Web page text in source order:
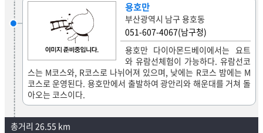
용호만
부산광역시 남구 용호동
051-607-4067(남구청)
용호만 다이아몬드베이에서는 요트
와 유람선체험이 가능하다. 유람선코
스는 M코스와, R코스로 나뉘어져 있으며, 낮에는 R코스 밤에는 M
코스로 운영된다. 용호만에서 출발하여 광안리와 해운대를 거쳐 돌
아오는 코스이다.
총거리 26.55 km